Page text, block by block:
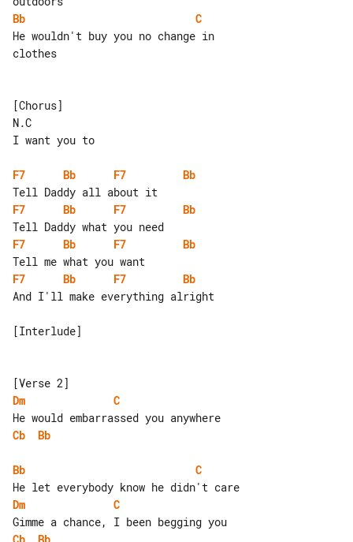
Bb
C
He wouldn't buy you no change in
clothes
[Chorus]
N.C
I want you to
F7 Bb F7
Bb
F7
Bb F7
Bb
F7
Bb F7
Bb
F7
Bb F7
Bb
And I'll make everything alright
[Interlude]
Dm
C
Cb
Bb
Bb
C
Dm
C